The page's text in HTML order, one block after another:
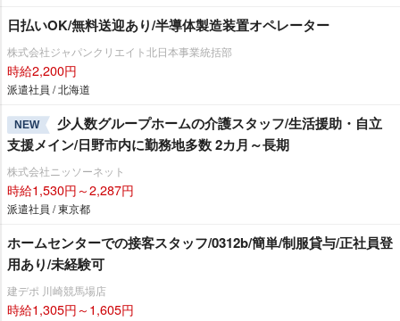
日払いOK/無料送迎あり/半導体製造装置オペレーター
株式会社ジャパンクリエイト北日本事業統括部
時給2,200円
派遣社員 / 北海道
NEW
少人数グループホームの介護スタッフ/生活援助・自立
支援メイン/日野市内に勤務地多数 2カ月～長期
株式会社ニッソーネット
時給1,530円～2,287円
派遣社員 / 東京都
ホームセンターでの接客スタッフ/0312b/簡単/制服貸与/正社員登
用あり/未経験可
建デポ 川崎競馬場店
時給1,305円～1,605円